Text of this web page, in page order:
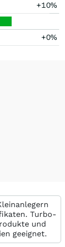
+10%
+0%
Turbo-
und
geeignet.